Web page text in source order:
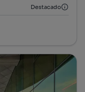
Destacado